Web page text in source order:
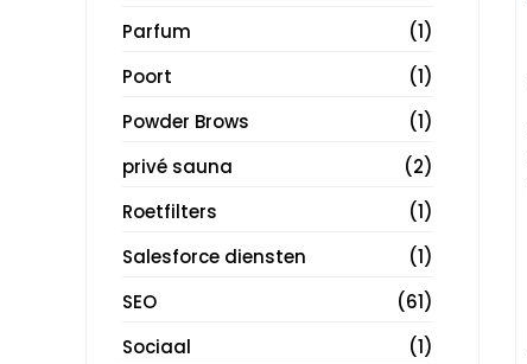
Parfum
(1)
Poort
(1)
Powder Brows
(1)
privé sauna
(2)
Roetfilters
(1)
Salesforce diensten
(1)
SEO
(61)
Sociaal
(1)